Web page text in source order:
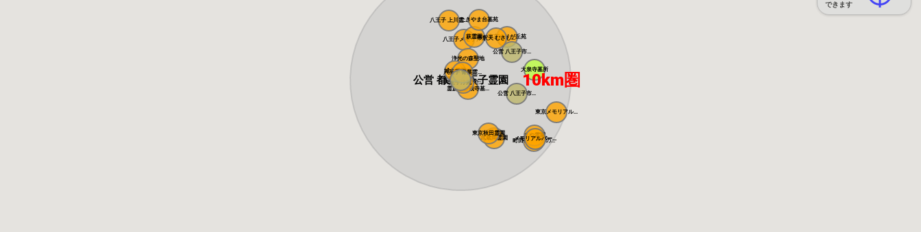
できます
町田こもれびの...
武蔵岡霊園 メモリアルパー...
東京ゆりが丘苑
八王子メモリア...
萩霊園
浄光の森聖地
帝釈天 むさし...
霊慶山妙観寺墓...
高級公園墓地 ...
八王子浄苑 で...
城山霊園
八王子 青葉霊...
東京秋田霊園 まや霊園
八王子 上川霊...
大泉寺墓所
たきやま台墓苑
公営 八王子市...
公営 八王子市...
メモリアルパー...
東京メモリアル...
公営 都立八王子霊園 10km圏